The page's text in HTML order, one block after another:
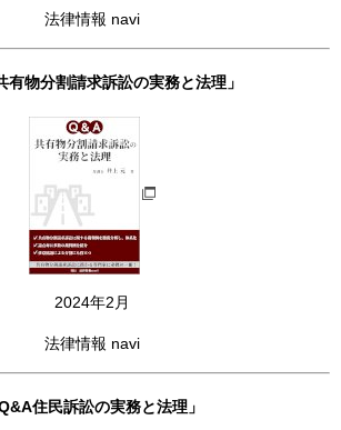
法律情報 navi
有物分割請求訴訟の実務と法理」
2024年2月
法律情報 navi
Q&A住民訴訟の実務と法理」